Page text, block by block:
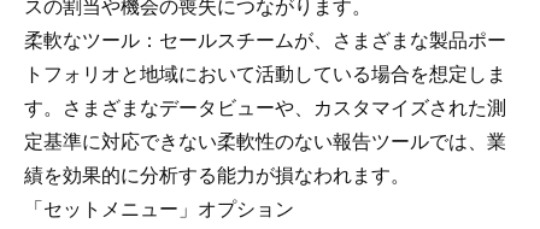
スの割当や機会の喪失につながります。
柔軟なツール：セールスチームが、さまざまな製品ポー
トフォリオと地域において活動している場合を想定しま
す。さまざまなデータビューや、カスタマイズされた測
定基準に対応できない柔軟性のない報告ツールでは、業
績を効果的に分析する能力が損なわれます。
「セットメニュー」オプション